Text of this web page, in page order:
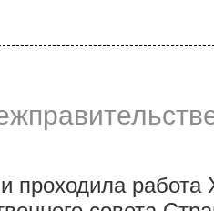
проходила работа